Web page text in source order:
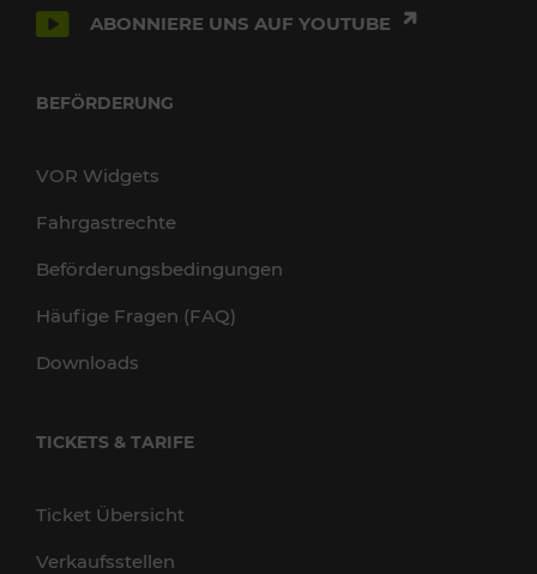
ABONNIERE UNS AUF YOUTUBE
BEFÖRDERUNG
VOR Widgets
Fahrgastrechte
Beförderungsbedingungen
Häufige Fragen (FAQ)
Downloads
TICKETS & TARIFE
Ticket Übersicht
Verkaufsstellen